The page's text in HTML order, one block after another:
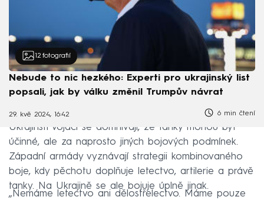
12 fotografií
Nebude to nic hezkého: Experti pro ukrajinský list
popsali, jak by válku změnil Trumpův návrat
29. kvě 2024, 16:42 6 min čtení
Ukrajinští vojáci se domnívají, že tanky mohou být
účinné, ale za naprosto jiných bojových podmínek.
Západní armády vyznávají strategii kombinovaného
boje, kdy pěchotu doplňuje letectvo, artilerie a právě
tanky. Na Ukrajině se ale bojuje úplně jinak.
„Nemáme letectvo ani dělostřelectvo. Máme pouze